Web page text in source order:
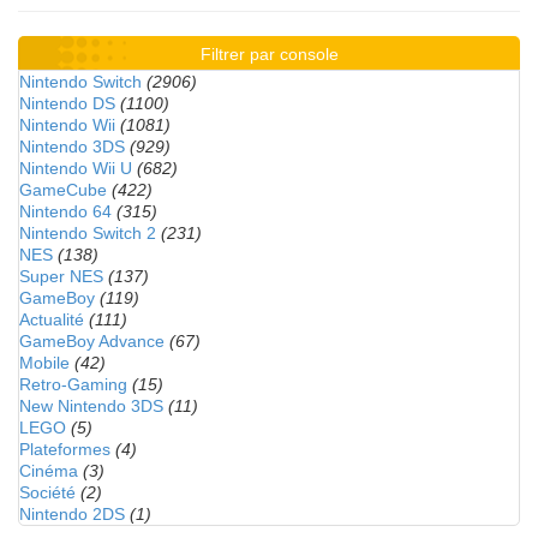
Filtrer par console
Nintendo Switch (2906)
Nintendo DS (1100)
Nintendo Wii (1081)
Nintendo 3DS (929)
Nintendo Wii U (682)
GameCube (422)
Nintendo 64 (315)
Nintendo Switch 2 (231)
NES (138)
Super NES (137)
GameBoy (119)
Actualité (111)
GameBoy Advance (67)
Mobile (42)
Retro-Gaming (15)
New Nintendo 3DS (11)
LEGO (5)
Plateformes (4)
Cinéma (3)
Société (2)
Nintendo 2DS (1)